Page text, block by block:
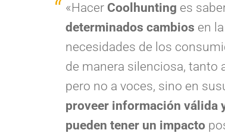
«Hacer Coolhunting es
determinados cambios en
necesidades de los
de manera silenciosa, tanto
pero no a voces, sino en
proveer información válida
pueden tener un impacto